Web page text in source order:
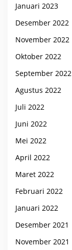
Januari 2023
Desember 2022
November 2022
Oktober 2022
September 2022
Agustus 2022
Juli 2022
Juni 2022
Mei 2022
April 2022
Maret 2022
Februari 2022
Januari 2022
Desember 2021
November 2021